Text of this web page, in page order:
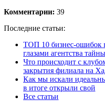
Комментарии: 39
Последние статьи:
ТОП 10 бизнес-ошибок
глазами агентства
Что происходит с
закрытия филиала на
Как мы искали
в итоге открыли свой
Все статьи